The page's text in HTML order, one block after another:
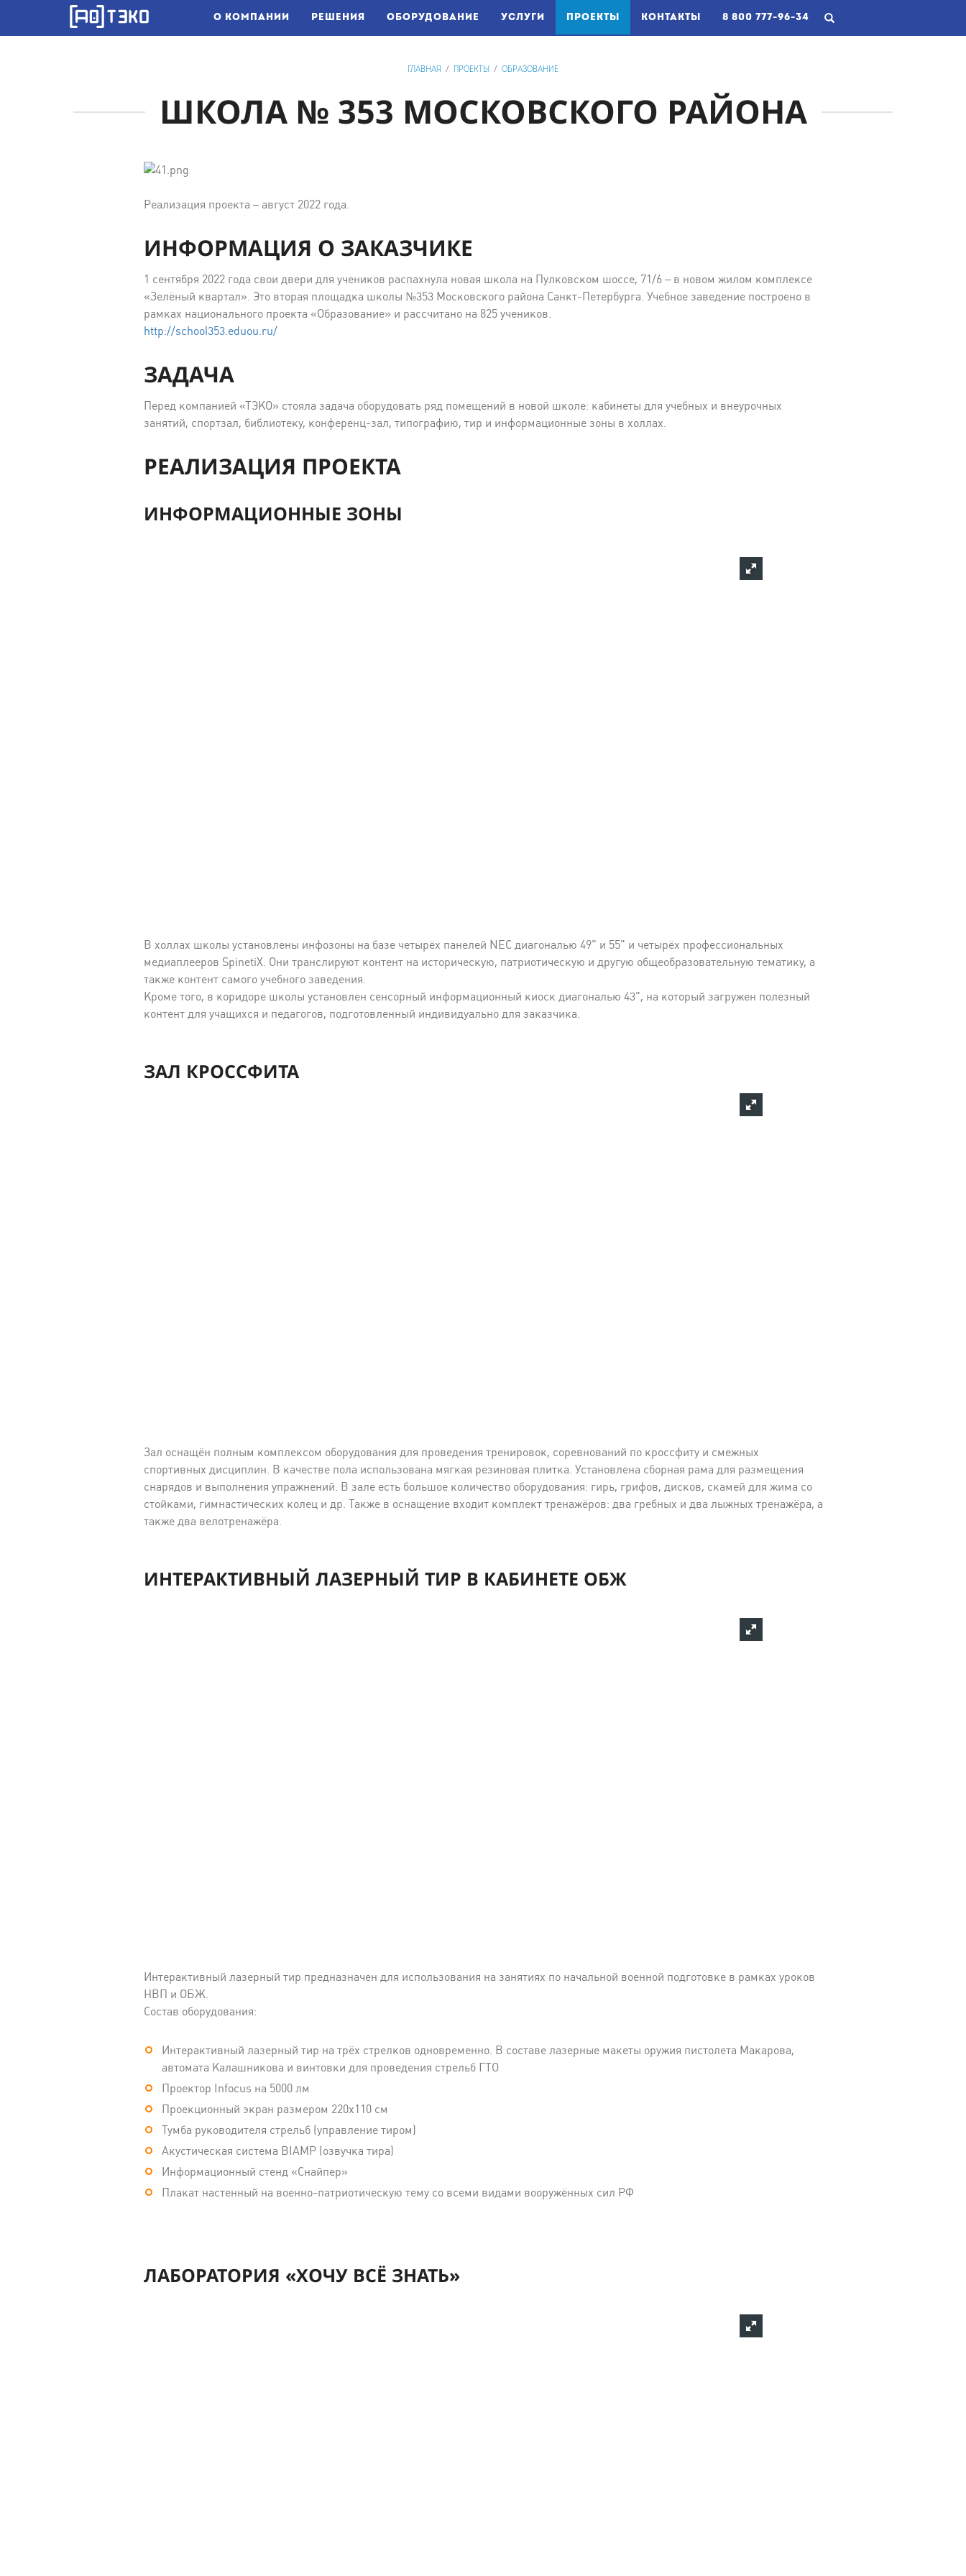
О КОМПАНИИ РЕШЕНИЯ ОБОРУДОВАНИЕ УСЛУГИ ПРОЕКТЫ (CURRENT)
КОНТАКТЫ 8 800 777-96-34
ГЛАВНАЯ / ПРОЕКТЫ / ОБРАЗОВАНИЕ
ШКОЛА № 353 МОСКОВСКОГО РАЙОНА
Реализация проекта – август 2022 года.
ИНФОРМАЦИЯ О ЗАКАЗЧИКЕ
1 сентября 2022 года свои двери для учеников распахнула новая школа на Пулковском шоссе, 71/6 – в новом жилом комплексе
«Зелёный квартал». Это вторая площадка школы №353 Московского района Санкт-Петербурга. Учебное заведение построено в
рамках национального проекта «Образование» и рассчитано на 825 учеников.
http://school353.eduou.ru/
ЗАДАЧА
Перед компанией «ТЭКО» стояла задача оборудовать ряд помещений в новой школе: кабинеты для учебных и внеурочных
занятий, спортзал, библиотеку, конференц-зал, типографию, тир и информационные зоны в холлах.
РЕАЛИЗАЦИЯ ПРОЕКТА
ИНФОРМАЦИОННЫЕ ЗОНЫ
В холлах школы установлены инфозоны на базе четырёх панелей NEC диагональю 49" и 55" и четырёх профессиональных
медиаплееров SpinetiX. Они транслируют контент на историческую, патриотическую и другую общеобразовательную тематику, а
также контент самого учебного заведения.
Кроме того, в коридоре школы установлен сенсорный информационный киоск диагональю 43", на который загружен полезный
контент для учащихся и педагогов, подготовленный индивидуально для заказчика.
ЗАЛ КРОССФИТА
Зал оснащён полным комплексом оборудования для проведения тренировок, соревнований по кроссфиту и смежных
спортивных дисциплин. В качестве пола использована мягкая резиновая плитка. Установлена сборная рама для размещения
снарядов и выполнения упражнений. В зале есть большое количество оборудования: гирь, грифов, дисков, скамей для жима со
стойками, гимнастических колец и др. Также в оснащение входит комплект тренажёров: два гребных и два лыжных тренажёра, а
также два велотренажёра.
ИНТЕРАКТИВНЫЙ ЛАЗЕРНЫЙ ТИР В КАБИНЕТЕ ОБЖ
Интерактивный лазерный тир предназначен для использования на занятиях по начальной военной подготовке в рамках уроков
НВП и ОБЖ.
Состав оборудования:
Интерактивный лазерный тир на трёх стрелков одновременно. В составе лазерные макеты оружия пистолета Макарова,
автомата Калашникова и винтовки для проведения стрельб ГТО
Проектор Infocus на 5000 лм
Проекционный экран размером 220x110 см
Тумба руководителя стрельб (управление тиром)
Акустическая система BIAMP (озвучка тира)
Информационный стенд «Снайпер»
Плакат настенный на военно-патриотическую тему со всеми видами вооружённых сил РФ
ЛАБОРАТОРИЯ «ХОЧУ ВСЁ ЗНАТЬ»